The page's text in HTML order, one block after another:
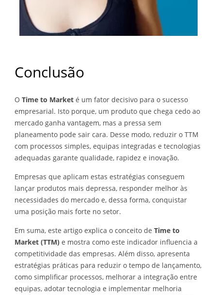
Conclusão
O Time to Market é um fator decisivo para o sucesso
empresarial. Isto porque, um produto que chega cedo ao
mercado ganha vantagem, mas a pressa sem
planeamento pode sair cara. Desse modo, reduzir o TTM
com processos simples, equipas integradas e tecnologias
adequadas garante qualidade, rapidez e inovação.
Empresas que aplicam estas estratégias conseguem
lançar produtos mais depressa, responder melhor às
necessidades do mercado e, dessa forma, conquistar
uma posição mais forte no setor.
Em suma, este artigo explica o conceito de Time to
Market (TTM) e mostra como este indicador influencia a
competitividade das empresas. Além disso, apresenta
estratégias práticas para reduzir o tempo de lançamento,
como simplificar processos, melhorar a integração entre
equipas, adotar tecnologia e implementar melhoria